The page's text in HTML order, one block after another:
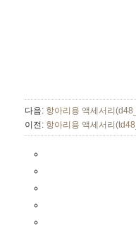
다음: 항아리용 액세서리
이전: 항아리용 액세서리